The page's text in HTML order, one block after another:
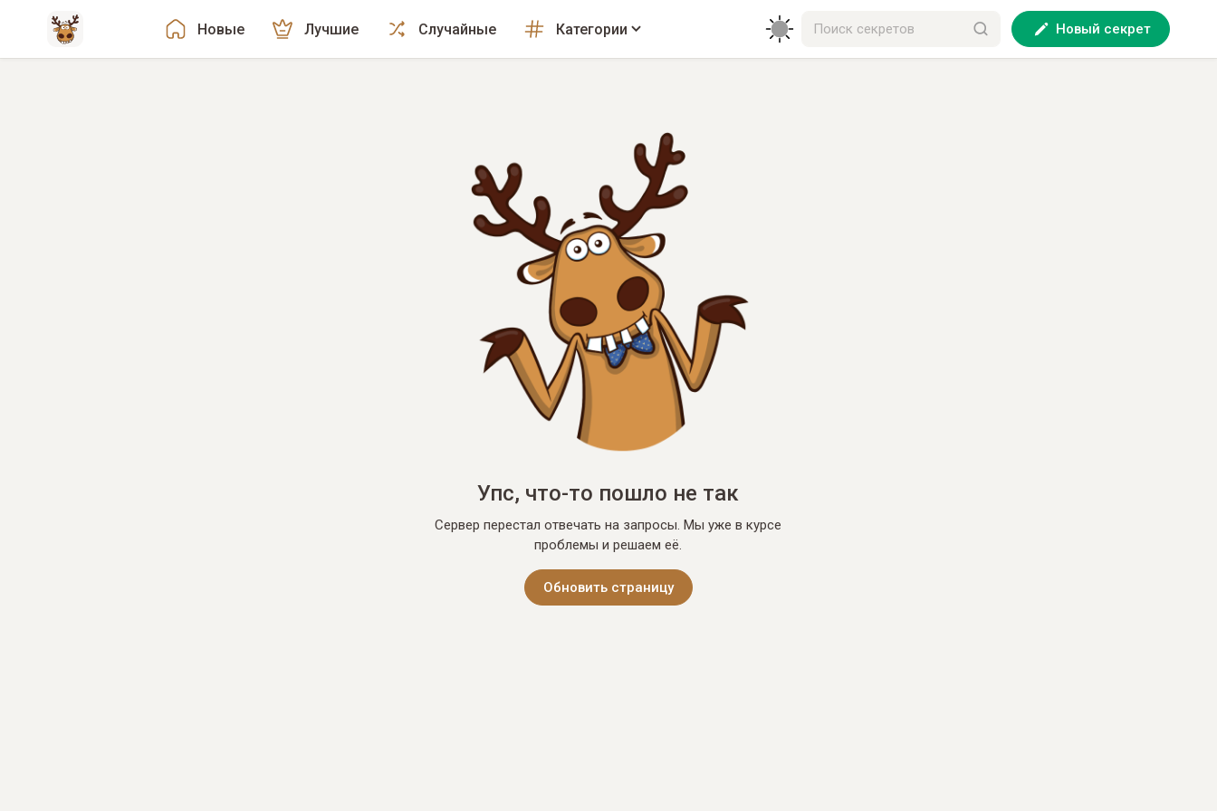
Новые Лучшие Случайные Категории Новый секрет
Упс, что-то пошло не так
Сервер перестал отвечать на запросы. Мы уже в курсе
проблемы и решаем её.
Обновить страницу